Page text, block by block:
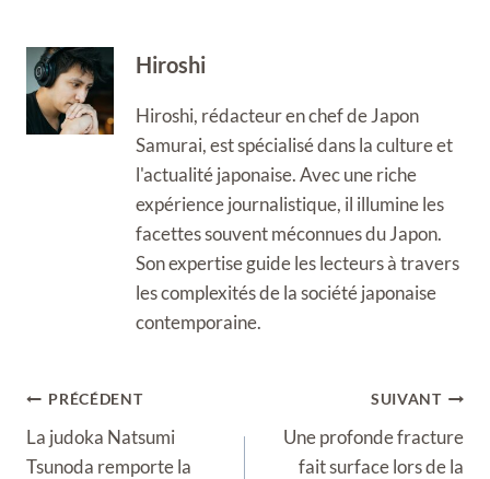
Hiroshi
Hiroshi, rédacteur en chef de Japon
Samurai, est spécialisé dans la culture et
l'actualité japonaise. Avec une riche
expérience journalistique, il illumine les
facettes souvent méconnues du Japon.
Son expertise guide les lecteurs à travers
les complexités de la société japonaise
contemporaine.
Navigation
de
l’article
PRÉCÉDENT
La judoka Natsumi
Tsunoda remporte la
SUIVANT
Une profonde fracture
fait surface lors de la